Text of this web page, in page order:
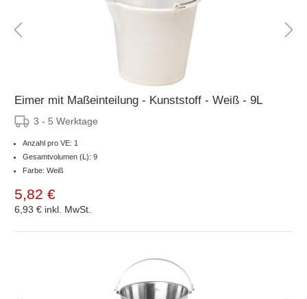
Eimer mit Maßeinteilung - Kunststoff - Weiß - 9L
3 - 5 Werktage
Anzahl pro VE: 1
Gesamtvolumen (L): 9
Farbe: Weiß
5,82 €
6,93 € inkl. MwSt.